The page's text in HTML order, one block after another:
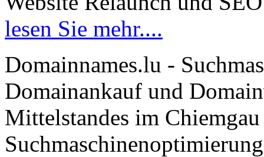
lesen Sie mehr....
Domainnames.lu -
Domainankauf und
Mittelstandes im
Suchmaschinenoptimierung